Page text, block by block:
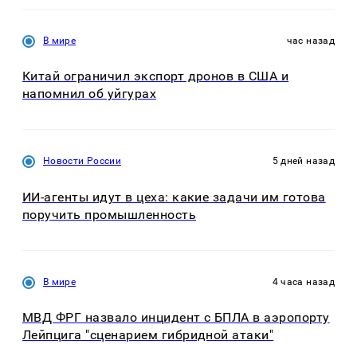
В мире час назад
Китай ограничил экспорт дронов в США и
напомнил об уйгурах
Новости России 5 дней назад
ИИ-агенты идут в цеха: какие задачи им готова
поручить промышленность
В мире 4 часа назад
МВД ФРГ назвало инцидент с БПЛА в аэропорту
Лейпцига "сценарием гибридной атаки"